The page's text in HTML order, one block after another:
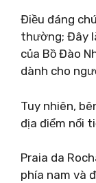
Điều đáng
thường; Đây
của Bồ Đào
dành cho
Tuy nhiên,
địa điểm nổi
Praia da
phía nam và